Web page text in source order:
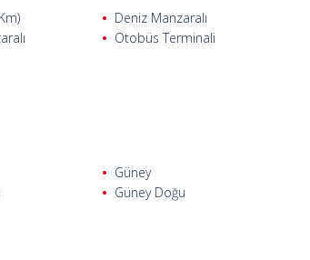
Deniz Manzaralı
Otobüs Terminali
Güney
Güney Doğu